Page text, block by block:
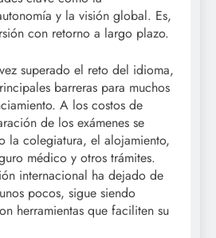
y la visión global. Es,
con retorno a largo plazo.
superado el reto del idioma,
barreras para muchos
A los costos de
de los exámenes se
la colegiatura, el alojamiento,
médico y otros trámites.
internacional ha dejado de
pocos, sigue siendo
herramientas que faciliten su